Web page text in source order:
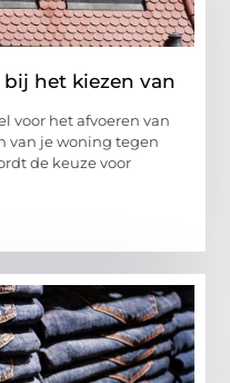
het kiezen van
voor het afvoeren van
van je woning tegen
de keuze voor